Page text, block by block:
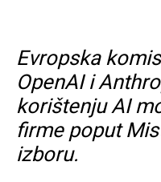
Evropska
OpenAI i
korištenju AI
firme poput
izboru.